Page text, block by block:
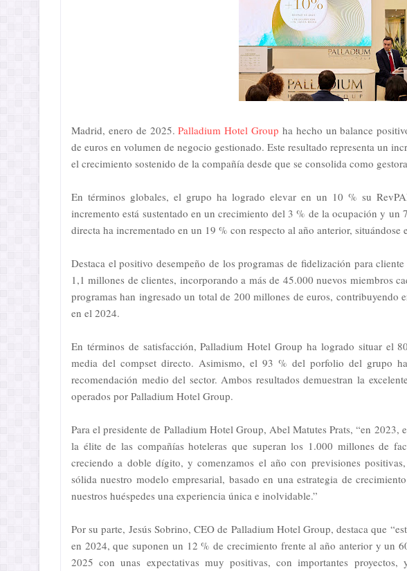
Madrid, enero de 2025.Palladium Hotel Group ha hecho un balance
de euros en volumen de negocio gestionado. Este resultado representa un
el crecimiento sostenido de la compañía desde que se consolida como
En términos globales, el grupo ha logrado elevar en un 10 % su
incremento está sustentado en un crecimiento del 3 % de la ocupación y
directa ha incrementado en un 19 % con respecto al año anterior, situándose
Destaca el positivo desempeño de los programas de fidelización para
1,1 millones de clientes, incorporando a más de 45.000 nuevos miembros
programas han ingresado un total de 200 millones de euros, contribuyendo
en el 2024.
En términos de satisfacción, Palladium Hotel Group ha logrado situar el
media del compset directo. Asimismo, el 93 % del porfolio del grupo
recomendación medio del sector. Ambos resultados demuestran la
operados por Palladium Hotel Group.
Para el presidente de Palladium Hotel Group, Abel Matutes Prats, “en
la élite de las compañías hoteleras que superan los 1.000 millones de
creciendo a doble dígito, y comenzamos el año con previsiones
sólida nuestro modelo empresarial, basado en una estrategia de
nuestros huéspedes una experiencia única e inolvidable.”
Por su parte, Jesús Sobrino, CEO de Palladium Hotel Group, destaca que
en 2024, que suponen un 12 % de crecimiento frente al año anterior y un
2025 con unas expectativas muy positivas, con importantes